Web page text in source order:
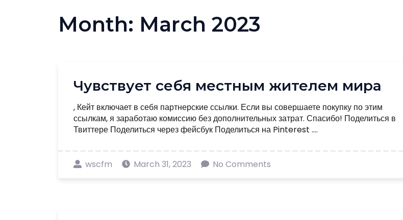
Month: March 2023
Чувствует себя местным жителем мира
, Кейт включает в себя партнерские ссылки. Если вы совершаете покупку по этим
ссылкам, я заработаю комиссию без дополнительных затрат. Спасибо! Поделиться в
Твиттере Поделиться через фейсбук Поделиться на Pinterest ....
wscfm March 31, 2023 No Comments